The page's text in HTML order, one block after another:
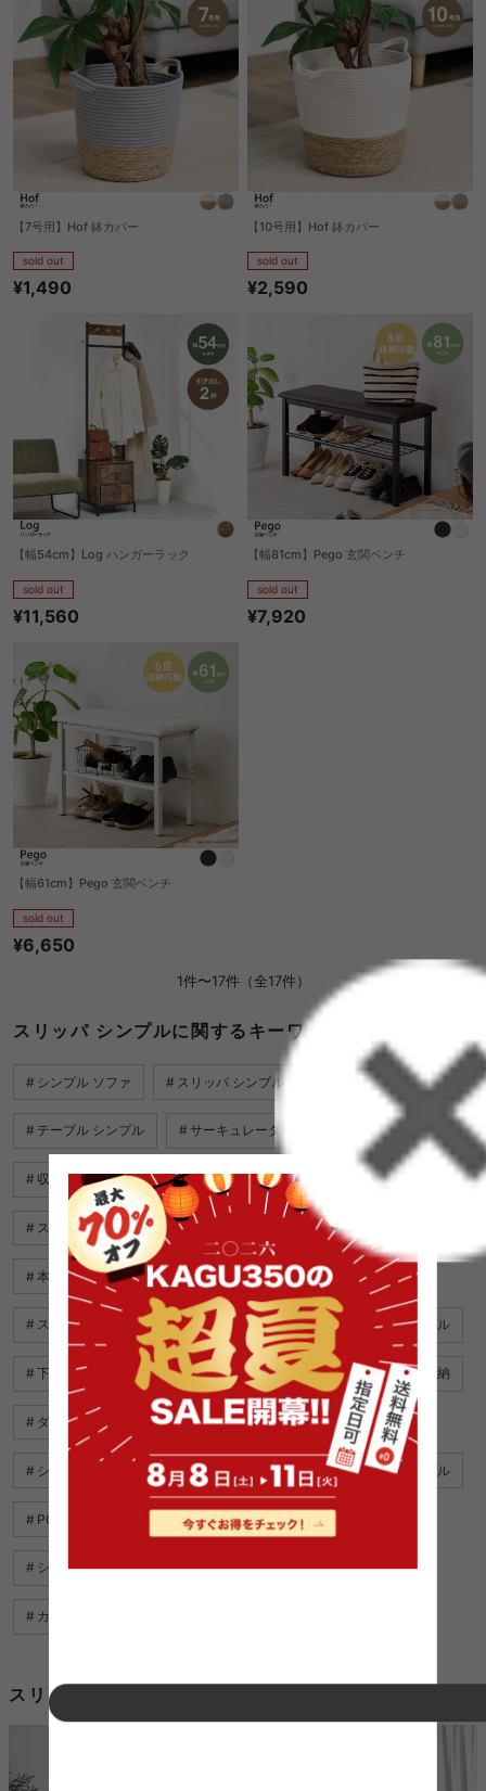
【7号用】Hof 鉢カバー
sold out
¥1,490
【10号用】Hof 鉢カバー
sold out
¥2,590
【幅54cm】Log ハンガーラック
sold out
¥11,560
【幅81cm】Pego 玄関ベンチ
sold out
¥7,920
【幅61cm】Pego 玄関ベンチ
sold out
¥6,650
1件〜17件（全17件）
スリッパ シンプルに関するキーワード
シンプル ソファ スリッパ シンプル チェア シンプル
テーブル シンプル サーキュレーター シンプル
収納 シンプル 勉強机 シンプル キッチン収納 シンプル
スリッパ 安い 扇風機 シンプル ベッド カバー シンプル
本棚 シンプル スリッパ ラック おしゃれ
スリッパ おしゃれ クッション シンプル ソファ シンプル
下駄箱 シンプル シングルベッド シンプル スリッパ 収納
ダブルベッド シンプル シンプル ベッド フレーム
シェルフ シンプル 布団カバー シンプル デスク シンプル
PCデスク シンプル レースカーテン シンプル
シンプル ベッド カバー ブランケット シンプル
カーテン シンプル
スリッパ シンプルを使用したコーディネート例